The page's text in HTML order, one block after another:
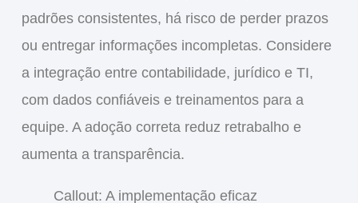
padrões consistentes, há risco de perder prazos
ou entregar informações incompletas. Considere
a integração entre contabilidade, jurídico e TI,
com dados confiáveis e treinamentos para a
equipe. A adoção correta reduz retrabalho e
aumenta a transparência.
Callout: A implementação eficaz